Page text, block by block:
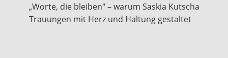
„Worte, die bleiben" – warum Saskia Kutscha
Trauungen mit Herz und Haltung gestaltet